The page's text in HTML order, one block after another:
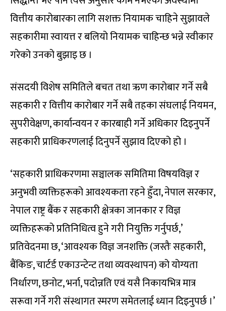
वित्तीय कारोबारका लागि सशक्त नियामक चाहिने सुझावले
सहकारीमा स्वायत्त र बलियो नियामक चाहिन्छ भन्ने स्वीकार
गरेको उनको बुझाइ छ ।
संसदयी विशेष समितिले बचत तथा ऋण कारोबार गर्ने सबै
सहकारी र वित्तीय कारोबार गर्ने सबै तहका संघलाई नियमन,
सुपरीवेक्षण, कार्यान्वयन र कारबाही गर्ने अधिकार दिइनुपर्ने
सहकारी प्राधिकरणलाई दिनुपर्ने सुझाव दिएको हो ।
‘सहकारी प्राधिकरणमा सञ्चालक समितिमा विषयविज्ञ र
अनुभवी व्यक्तिहरूको आवश्यकता रहने हुँदा, नेपाल सरकार,
नेपाल राष्ट्र बैंक र सहकारी क्षेत्रका जानकार र विज्ञ
व्यक्तिहरूको प्रतिनिधित्व हुने गरी नियुक्ति गर्नुपर्छ,’
प्रतिवेदनमा छ, ‘आवश्यक विज्ञ जनशक्ति (जस्तैः सहकारी,
बैंकिङ, चार्टर्ड एकाउन्टेन्ट तथा व्यवस्थापन) को योग्यता
निर्धारण, छनोट, भर्ना, पदोन्नति एवं यसै निकायभित्र मात्र
सरूवा गर्ने गरी संस्थागत स्मरण समेतलाई ध्यान दिइनुपर्छ ।’